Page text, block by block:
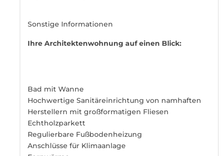
Sonstige Informationen
Ihre Architektenwohnung auf einen Blick:
Bad mit Wanne
Hochwertige Sanitäreinrichtung von namhaften
Herstellern mit großformatigen Fliesen
Echtholzparkett
Regulierbare Fußbodenheizung
Anschlüsse für Klimaanlage